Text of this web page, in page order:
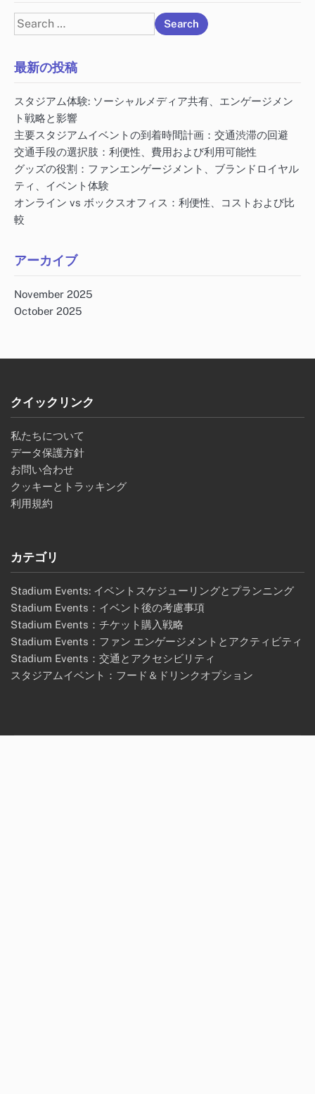
Search
for:
最新の投稿
スタジアム体験: ソーシャルメディア共有、エンゲージメン
ト戦略と影響
主要スタジアムイベントの到着時間計画：交通渋滞の回避
交通手段の選択肢：利便性、費用および利用可能性
グッズの役割：ファンエンゲージメント、ブランドロイヤル
ティ、イベント体験
オンライン vs ボックスオフィス：利便性、コストおよび比
較
アーカイブ
November 2025
October 2025
クイックリンク
私たちについて
データ保護方針
お問い合わせ
クッキーとトラッキング
利用規約
カテゴリ
Stadium Events: イベントスケジューリングとプランニング
Stadium Events：イベント後の考慮事項
Stadium Events：チケット購入戦略
Stadium Events：ファン エンゲージメントとアクティビティ
Stadium Events：交通とアクセシビリティ
スタジアムイベント：フード＆ドリンクオプション